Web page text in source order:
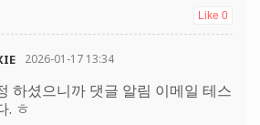
Like 0
2026-01-17 13:34
하셨으니까 댓글 알림 이메일 테스
. ㅎ